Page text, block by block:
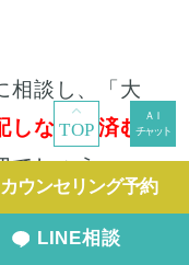
TOP
カウンセリング予約
LINE相談
相談し、「大
しなくて済む
でしょう。
がなくて